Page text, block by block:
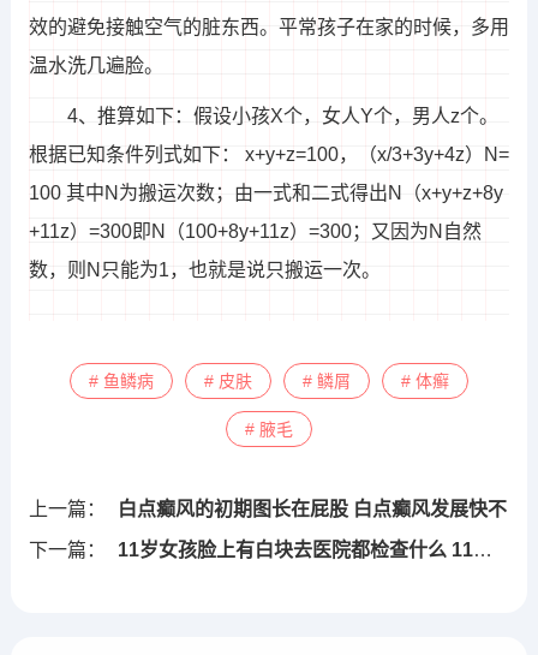
效的避免接触空气的脏东西。平常孩子在家的时候，多用
温水洗几遍脸。
4、推算如下：假设小孩X个，女人Y个，男人z个。
根据已知条件列式如下： x+y+z=100，（x/3+3y+4z）N=
100 其中N为搬运次数；由一式和二式得出N（x+y+z+8y
+11z）=300即N（100+8y+11z）=300；又因为N自然
数，则N只能为1，也就是说只搬运一次。
# 鱼鳞病 # 皮肤 # 鳞屑 # 体癣
# 腋毛
上一篇：
白点癫风的初期图长在屁股 白点癫风发展快不
下一篇：
11岁女孩脸上有白块去医院都检查什么 11岁女孩脸上有白块去医院都检查什么呢